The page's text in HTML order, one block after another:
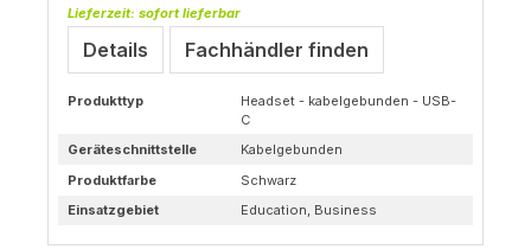
Lieferzeit: sofort lieferbar
Details Fachhändler finden
Produkttyp
Headset - kabelgebunden - USB-
C
Geräteschnittstelle
Kabelgebunden
Produktfarbe
Schwarz
Einsatzgebiet
Education, Business